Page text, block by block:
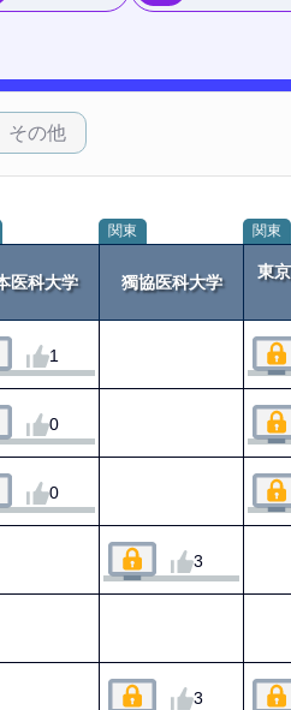
その他
医科大学
関東
獨協医科大学
関東
東
1
0
0
3
3